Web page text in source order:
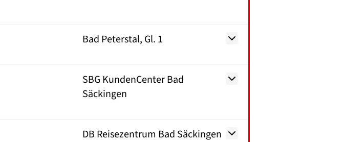
Bad Peterstal, Gl. 1
SBG KundenCenter Bad
Säckingen
DB Reisezentrum Bad Säckingen